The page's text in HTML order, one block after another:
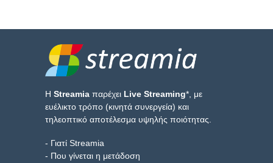
Η Streamia παρέχει Live Streaming*, με
ευέλικτο τρόπο (κινητά συνεργεία) και
τηλεοπτικό αποτέλεσμα υψηλής ποιότητας.
- Γιατί Streamia
- Που γίνεται η μετάδοση